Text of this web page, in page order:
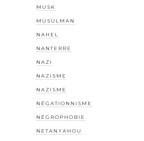
MUSK
MUSULMAN
NAHEL
NANTERRE
NAZI
NAZISME
NAZISME
NÉGATIONNISME
NÉGROPHOBIE
NETANYAHOU